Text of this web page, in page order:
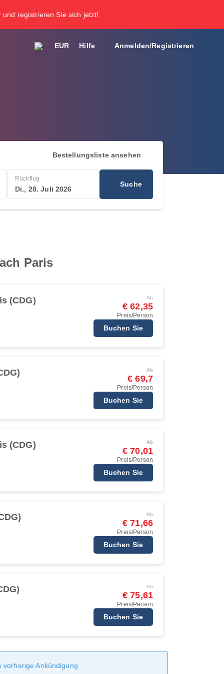
registrieren Sie sich jetzt!
EUR Hilfe Anmelden/Registrieren
Bestellungsliste ansehen
Rückflug
Di., 28. Juli 2026
Suche
Paris
(CDG) Ab
€ 62,35
Preis/Person
Buchen Sie
Ab
€ 69,7
Preis/Person
Buchen Sie
(CDG) Ab
€ 70,01
Preis/Person
Buchen Sie
Ab
€ 71,66
Preis/Person
Buchen Sie
Ab
€ 75,61
Preis/Person
Buchen Sie
Ankündigung